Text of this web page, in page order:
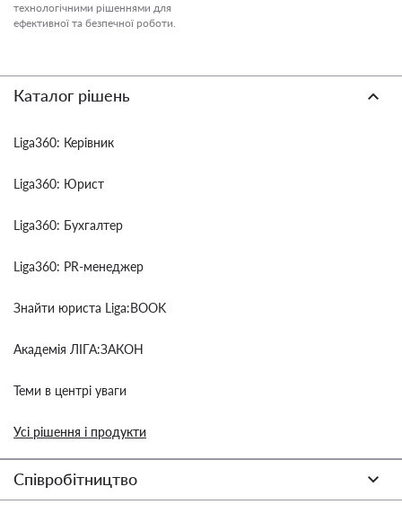
технологічними рішеннями для
ефективної та безпечної роботи.
Каталог рішень
Liga360: Керівник
Liga360: Юрист
Liga360: Бухгалтер
Liga360: PR-менеджер
Знайти юриста Liga:BOOK
Академія ЛІГА:ЗАКОН
Теми в центрі уваги
Усі рішення і продукти
Співробітництво